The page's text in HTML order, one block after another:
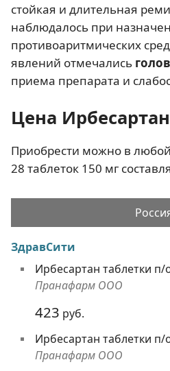
стойкая и длительная
наблюдалось при
противоаритмических
явлений отмечались
приема препарата и
Цена
Приобрести можно в
28 таблеток 150 мг
ЗдравСити
Ирбесартан таблетки
Пранафарм ООО
423 руб.
Ирбесартан таблетки
Пранафарм ООО